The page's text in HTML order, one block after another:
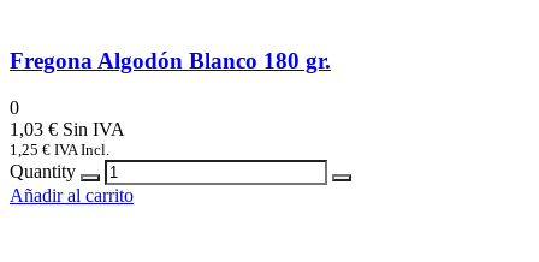
Fregona Algodón Blanco 180 gr.
0
1,03 €
1,25 € IVA Incl.
Quantity
Añadir al carrito